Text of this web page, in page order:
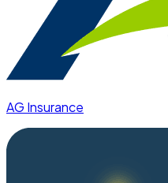
AG Insurance